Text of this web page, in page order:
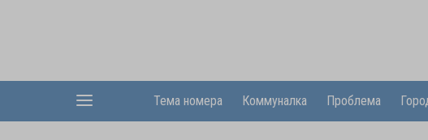
Тема номера Коммуналка Проблема